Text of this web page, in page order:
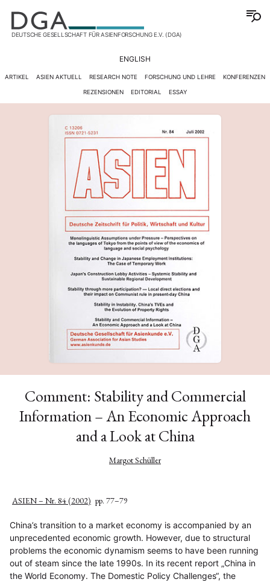
DEUTSCHE GESELLSCHAFT FÜR ASIENFORSCHUNG E.V. (DGA)
ENGLISH
ARTIKEL ASIEN AKTUELL RESEARCH NOTE FORSCHUNG UND LEHRE KONFERENZEN
REZENSIONEN EDITORIAL ESSAY
Comment: Stability and Commercial
Information – An Economic Approach
and a Look at China
Margot Schüller
ASIEN – Nr. 84 (2002) pp. 77–79
China’s transition to a market economy is accompanied by an
unprecedented economic growth. However, due to structural
problems the economic dynamism seems to have been running
out of steam since the late 1990s. In its recent report „China in
the World Economy. The Domestic Policy Challenges“, the